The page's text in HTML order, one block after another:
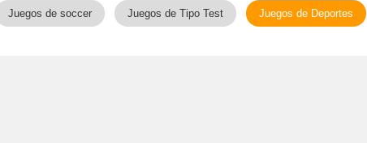
Juegos de soccer Juegos de Tipo Test Juegos de Deportes